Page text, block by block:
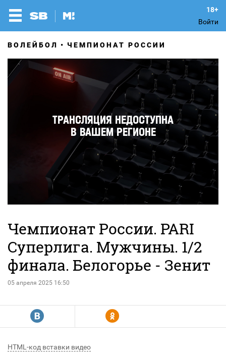
Войти
ВОЛЕЙБОЛ ЧЕМПИОНАТ РОССИИ
Чемпионат России. PARI
Суперлига. Мужчины. 1/2
финала. Белогорье - Зенит
05 апреля 2025 16:50
R Y
HTML-код вставки видео